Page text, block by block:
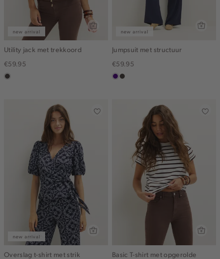
new arrival
Utility jack met trekkoord
€59.95
choco
new arrival
Jumpsuit met structuur
€59.95
indigochoco
new arrival
Overslag t-shirt met strik
Basic T-shirt met opgerolde